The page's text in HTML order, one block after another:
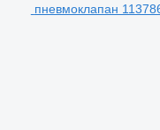
пневмоклапан